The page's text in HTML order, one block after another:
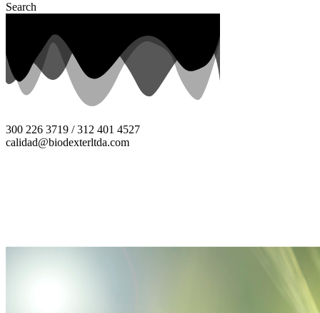
Search
300 226 3719 / 312 401 4527
calidad@biodexterltda.com